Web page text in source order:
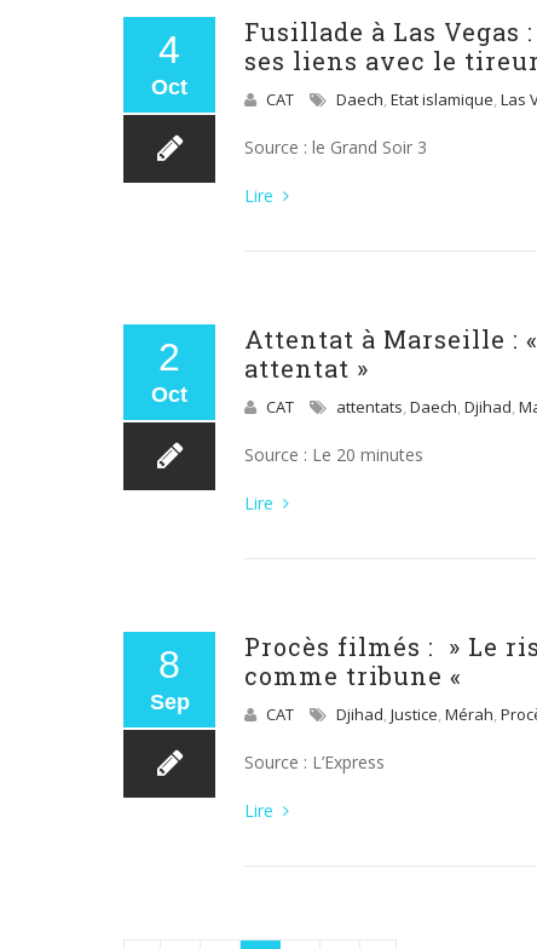
4
Oct
Fusillade à Las
ses liens avec le
CAT Daech, Etat islamique, Las
Source : le Grand Soir 3
Lire
2
Oct
Attentat à Marseille :
attentat »
CAT attentats, Daech, Djihad,
Source : Le 20 minutes
Lire
8
Sep
Procès filmés : » Le
comme tribune «
CAT Djihad, Justice, Mérah,
Source : L’Express
Lire